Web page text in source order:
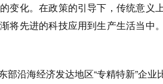
变化。在政策的引导下，传统意义
将先进的科技应用到生产生活当中
部沿海经济发达地区“专精特新”企